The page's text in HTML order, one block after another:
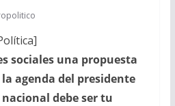
sociales una propuesta
agenda del presidente
debe ser tu